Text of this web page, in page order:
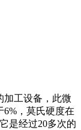
加工设备，此微
，莫氏硬度在
是经过20多次的